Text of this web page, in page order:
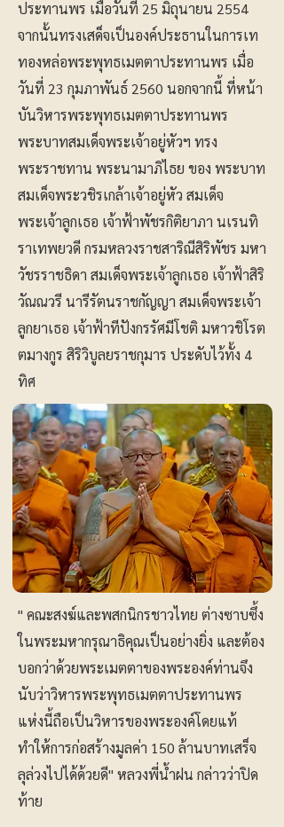
ประทานพร เมื่อวันที่ 25 มิถุนายน 2554
จากนั้นทรงเสด็จเป็นองค์ประธานในการเท
ทองหล่อพระพุทธเมตตาประทานพร เมื่อ
วันที่ 23 กุมภาพันธ์ 2560 นอกจากนี้ ที่หน้า
บันวิหารพระพุทธเมตตาประทานพร
พระบาทสมเด็จพระเจ้าอยู่หัวฯ ทรง
พระราชทาน พระนามาภิไธย ของ พระบาท
สมเด็จพระวชิรเกล้าเจ้าอยู่หัว สมเด็จ
พระเจ้าลูกเธอ เจ้าฟ้าพัชรกิติยาภา นเรนทิ
ราเทพยวดี กรมหลวงราชสาริณีสิริพัชร มหา
วัชรราชธิดา สมเด็จพระเจ้าลูกเธอ เจ้าฟ้าสิริ
วัณณวรี นารีรัตนราชกัญญา สมเด็จพระเจ้า
ลูกยาเธอ เจ้าฟ้าทีปังกรรัศมีโชติ มหาวชิโรต
ตมางกูร สิริวิบูลยราชกุมาร ประดับไว้ทั้ง 4
ทิศ
" คณะสงฆ์และพสกนิกรชาวไทย ต่างซาบซึ้ง
ในพระมหากรุณาธิคุณเป็นอย่างยิ่ง และต้อง
บอกว่าด้วยพระเมตตาของพระองค์ท่านจึง
นับว่าวิหารพระพุทธเมตตาประทานพร
แห่งนี้ถือเป็นวิหารของพระองค์โดยแท้
ทำให้การก่อสร้างมูลค่า 150 ล้านบาทเสร็จ
ลุล่วงไปได้ด้วยดี" หลวงพี่น้ำฝน กล่าวว่าปิด
ท้าย